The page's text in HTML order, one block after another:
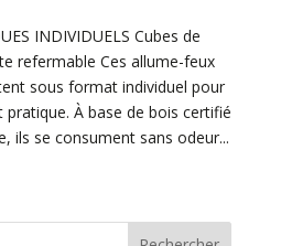
INDIVIDUELS Cubes de
refermable Ces allume-feux
sous format individuel pour
À base de bois certifié
ils se consument sans odeur...